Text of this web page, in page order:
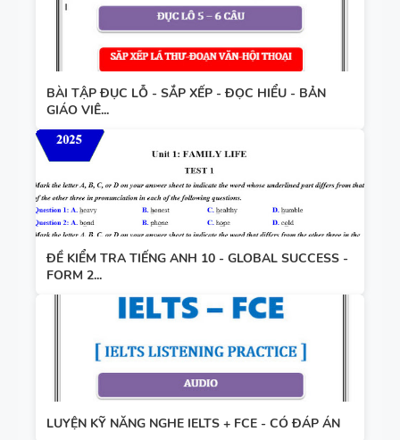
BÀI TẬP ĐỤC LỖ - SẮP XẾP - ĐỌC HIỂU - BẢN
GIÁO VIÊ...
ĐỀ KIỂM TRA TIẾNG ANH 10 - GLOBAL SUCCESS -
FORM 2...
LUYỆN KỸ NĂNG NGHE IELTS + FCE - CÓ ĐÁP ÁN